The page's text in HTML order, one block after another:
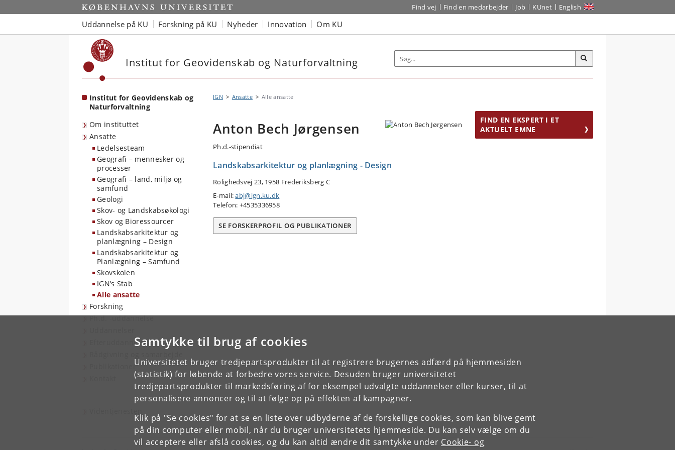
Samtykke til brug af cookies
Universitetet bruger tredjepartsprodukter til at registrere brugernes adfærd på hjemmesiden
(statistik) for løbende at forbedre vores service. Desuden bruger universitetet
tredjepartsprodukter til markedsføring af for eksempel udvalgte uddannelser eller kurser, til at
personalisere annoncer og til at følge op på effekten af kampagner.
Klik på "Se cookies" for at se en liste over udbyderne af de forskellige cookies, som kan blive gemt
på din computer eller mobil, når du bruger universitetets hjemmeside. Du kan selv vælge om du
vil acceptere eller afslå cookies, og du kan altid ændre dit samtykke under Cookie- og
Start Find vej Find en medarbejder Job KUnet English
Uddannelse på KU Forskning på KU Nyheder Innovation Om KU
Institut for Geovidenskab og Naturforvaltning
Institut for Geovidenskab og
Naturforvaltning
Om instituttet
Ansatte
Ledelsesteam
Geografi – mennesker og
processer
Geografi – land, miljø og
samfund
Geologi
Skov- og Landskabsøkologi
Skov og Bioressourcer
Landskabsarkitektur og
planlægning – Design
Landskabsarkitektur og
Planlægning – Samfund
Skovskolen
IGN’s Stab
Alle ansatte
Forskning
Ph.d. -uddannelse
Efteruddannelse og kurser
Publikationer
IGN Ansatte Alle ansatte
Anton Bech Jørgensen
Ph.d.-stipendiat
Landskabsarkitektur og planlægning - Design
Rolighedsvej 23, 1958 Frederiksberg C
E-mail:abj@ign.ku.dk
Telefon: +4535336958
SE FORSKERPROFIL OG PUBLIKATIONER
FIND EN EKSPERT I ET
AKTUELT EMNE